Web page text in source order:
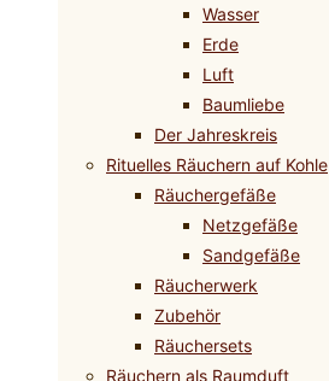
Wasser
Erde
Luft
Baumliebe
Der Jahreskreis
Rituelles Räuchern auf Kohle
Räuchergefäße
Netzgefäße
Sandgefäße
Räucherwerk
Zubehör
Räuchersets
Räuchern als Raumduft